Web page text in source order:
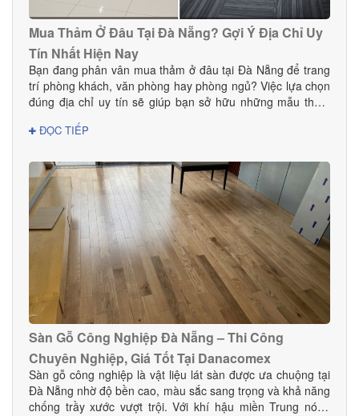
Mua Thảm Ở Đâu Tại Đà Nẵng? Gợi Ý Địa Chỉ Uy
Tín Nhất Hiện Nay
Bạn đang phân vân mua thảm ở đâu tại Đà Nẵng để trang
trí phòng khách, văn phòng hay phòng ngủ? Việc lựa chọn
đúng địa chỉ uy tín sẽ giúp bạn sở hữu những mẫu thảm
Trong bài viết này, DANACOMEX giới thiệu đến bạn nơi
tại Đà Nẵng.
ĐỌC TIẾP
Sàn Gỗ Công Nghiệp Đà Nẵng – Thi Công
Chuyên Nghiệp, Giá Tốt Tại Danacomex
Sàn gỗ công nghiệp là vật liệu lát sàn được ưa chuộng tại
Đà Nẵng nhờ độ bền cao, màu sắc sang trọng và khả năng
chống trầy xước vượt trội. Với khí hậu miền Trung nóng